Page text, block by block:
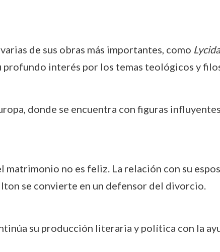
de sus obras más importantes, como
interés por los temas teológicos y
donde se encuentra con figuras
no es feliz. La relación con su
se convierte en un defensor del divorcio.
su producción literaria y política con la